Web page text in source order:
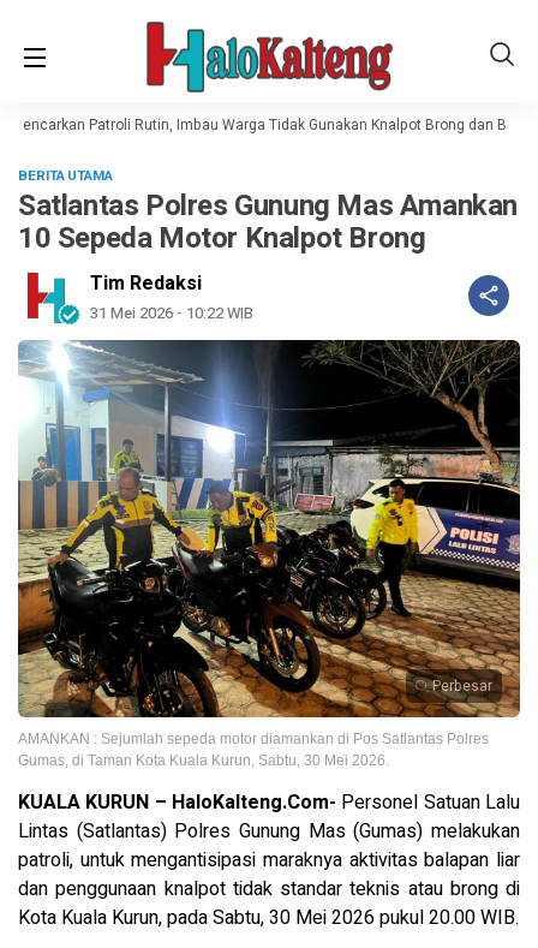
Patroli Rutin, Imbau Warga Tidak Gunakan Knalpot Brong dan Balap
BERITA UTAMA
Satlantas Polres Gunung Mas Amankan
10 Sepeda Motor Knalpot Brong
Tim Redaksi
31 Mei 2026 - 10:22 WIB
Perbesar
AMANKAN : Sejumlah sepeda motor diamankan di Pos Satlantas Polres
Gumas, di Taman Kota Kuala Kurun, Sabtu, 30 Mei 2026.
KUALA KURUN – HaloKalteng.Com- Personel Satuan Lalu
Lintas (Satlantas) Polres Gunung Mas (Gumas) melakukan
patroli, untuk mengantisipasi maraknya aktivitas balapan liar
dan penggunaan knalpot tidak standar teknis atau brong di
Kota Kuala Kurun, pada Sabtu, 30 Mei 2026 pukul 20.00 WIB.